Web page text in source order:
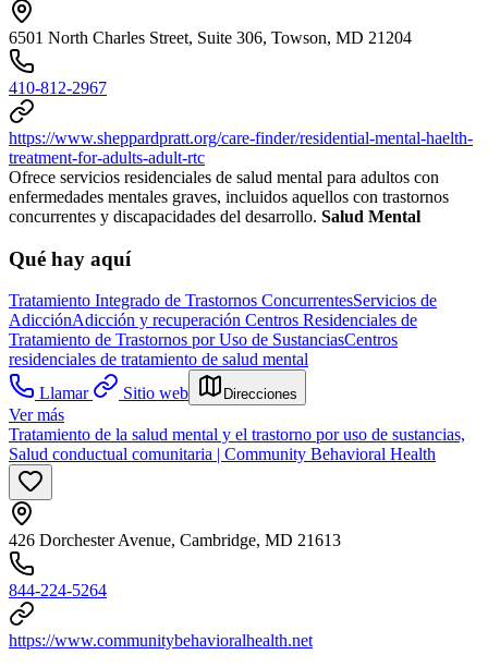
6501 North Charles Street, Suite 306, Towson, MD 21204
410-812-2967
https://www.sheppardpratt.org/care-finder/residential-mental-haelth-
treatment-for-adults-adult-rtc
Ofrece servicios residenciales de salud mental para adultos con
enfermedades mentales graves, incluidos aquellos con trastornos
concurrentes y discapacidades del desarrollo. Salud Mental
Qué hay aquí
Tratamiento Integrado de Trastornos ConcurrentesServicios de
AdicciónAdicción y recuperación Centros Residenciales de
Tratamiento de Trastornos por Uso de SustanciasCentros
residenciales de tratamiento de salud mental
Llamar
Sitio web Direcciones
Ver más
Tratamiento de la salud mental y el trastorno por uso de sustancias,
Salud conductual comunitaria | Community Behavioral Health
426 Dorchester Avenue, Cambridge, MD 21613
844-224-5264
https://www.communitybehavioralhealth.net